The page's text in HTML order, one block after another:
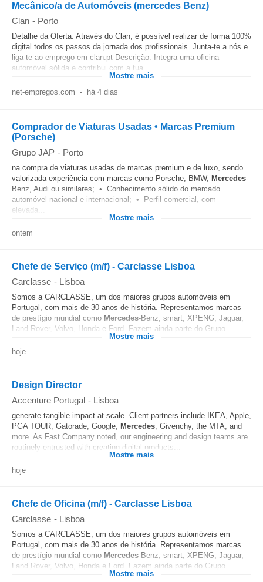
Mecânico/a de Automóveis (mercedes Benz)
Clan - Porto
Detalhe da Oferta: Através do Clan, é possível realizar de forma 100%
digital todos os passos da jornada dos profissionais. Junta-te a nós e
liga-te ao emprego em clan.pt Descrição: Integra uma oficina
automóvel sólida e contribui com a tua...
Mostre mais
net-empregos.com - há 4 dias
Comprador de Viaturas Usadas • Marcas Premium
(Porsche)
Grupo JAP - Porto
na compra de viaturas usadas de marcas premium e de luxo, sendo
valorizada experiência com marcas como Porsche, BMW, Mercedes-
Benz, Audi ou similares; • Conhecimento sólido do mercado
automóvel nacional e internacional; • Perfil comercial, com
elevada...
Mostre mais
ontem
Chefe de Serviço (m/f) - Carclasse Lisboa
Carclasse - Lisboa
Somos a CARCLASSE, um dos maiores grupos automóveis em
Portugal, com mais de 30 anos de história. Representamos marcas
de prestígio mundial como Mercedes-Benz, smart, XPENG, Jaguar,
Land Rover, Volvo, Honda e Ford. Fazem ainda parte do Grupo...
Mostre mais
hoje
Design Director
Accenture Portugal - Lisboa
generate tangible impact at scale. Client partners include IKEA, Apple,
PGA TOUR, Gatorade, Google, Mercedes, Givenchy, the MTA, and
more. As Fast Company noted, our engineering and design teams are
routinely entrusted with creating digital products...
Mostre mais
hoje
Chefe de Oficina (m/f) - Carclasse Lisboa
Carclasse - Lisboa
Somos a CARCLASSE, um dos maiores grupos automóveis em
Portugal, com mais de 30 anos de história. Representamos marcas
de prestígio mundial como Mercedes-Benz, smart, XPENG, Jaguar,
Land Rover, Volvo, Honda e Ford. Fazem ainda parte do Grupo...
Mostre mais